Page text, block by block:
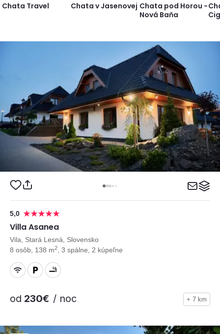
Chata Travel Chata v Jasenovej Chata pod Horou -
Nová Baňa
5,0
Villa Asanea
Vila, Stará Lesná, Slovensko
8 osôb, 138 m2 , 3 spálne, 2 kúpeľne
od 230€ / noc + 7 km